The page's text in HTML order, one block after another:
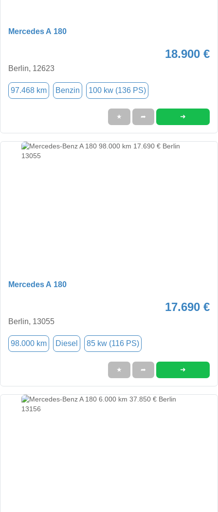
Mercedes A 180
18.900 €
Berlin, 12623
97.468 km Benzin 100 kw (136 PS)
★ ➦ ➜
Mercedes A 180
17.690 €
Berlin, 13055
98.000 km Diesel 85 kw (116 PS)
★ ➦ ➜